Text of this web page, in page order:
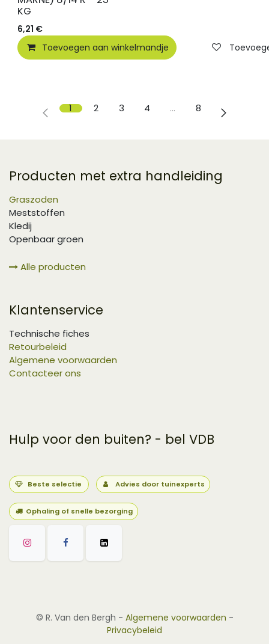
KG
6,21 €
Toevoegen aan winkelmandje
1 2 3 4 … 8
Producten met extra handleiding
Graszoden
Meststoffen
Kledij
Openbaar groen
Alle producten
Klantenservice
Technische fiches
Retourbeleid
Algemene voorwaarden
Contacteer ons
Hulp voor den buiten? - bel VDB
Beste selectie Advies door tuinexperts
Ophaling of snelle bezorging
© R. Van den Bergh - Algemene voorwaarden -
Privacybeleid